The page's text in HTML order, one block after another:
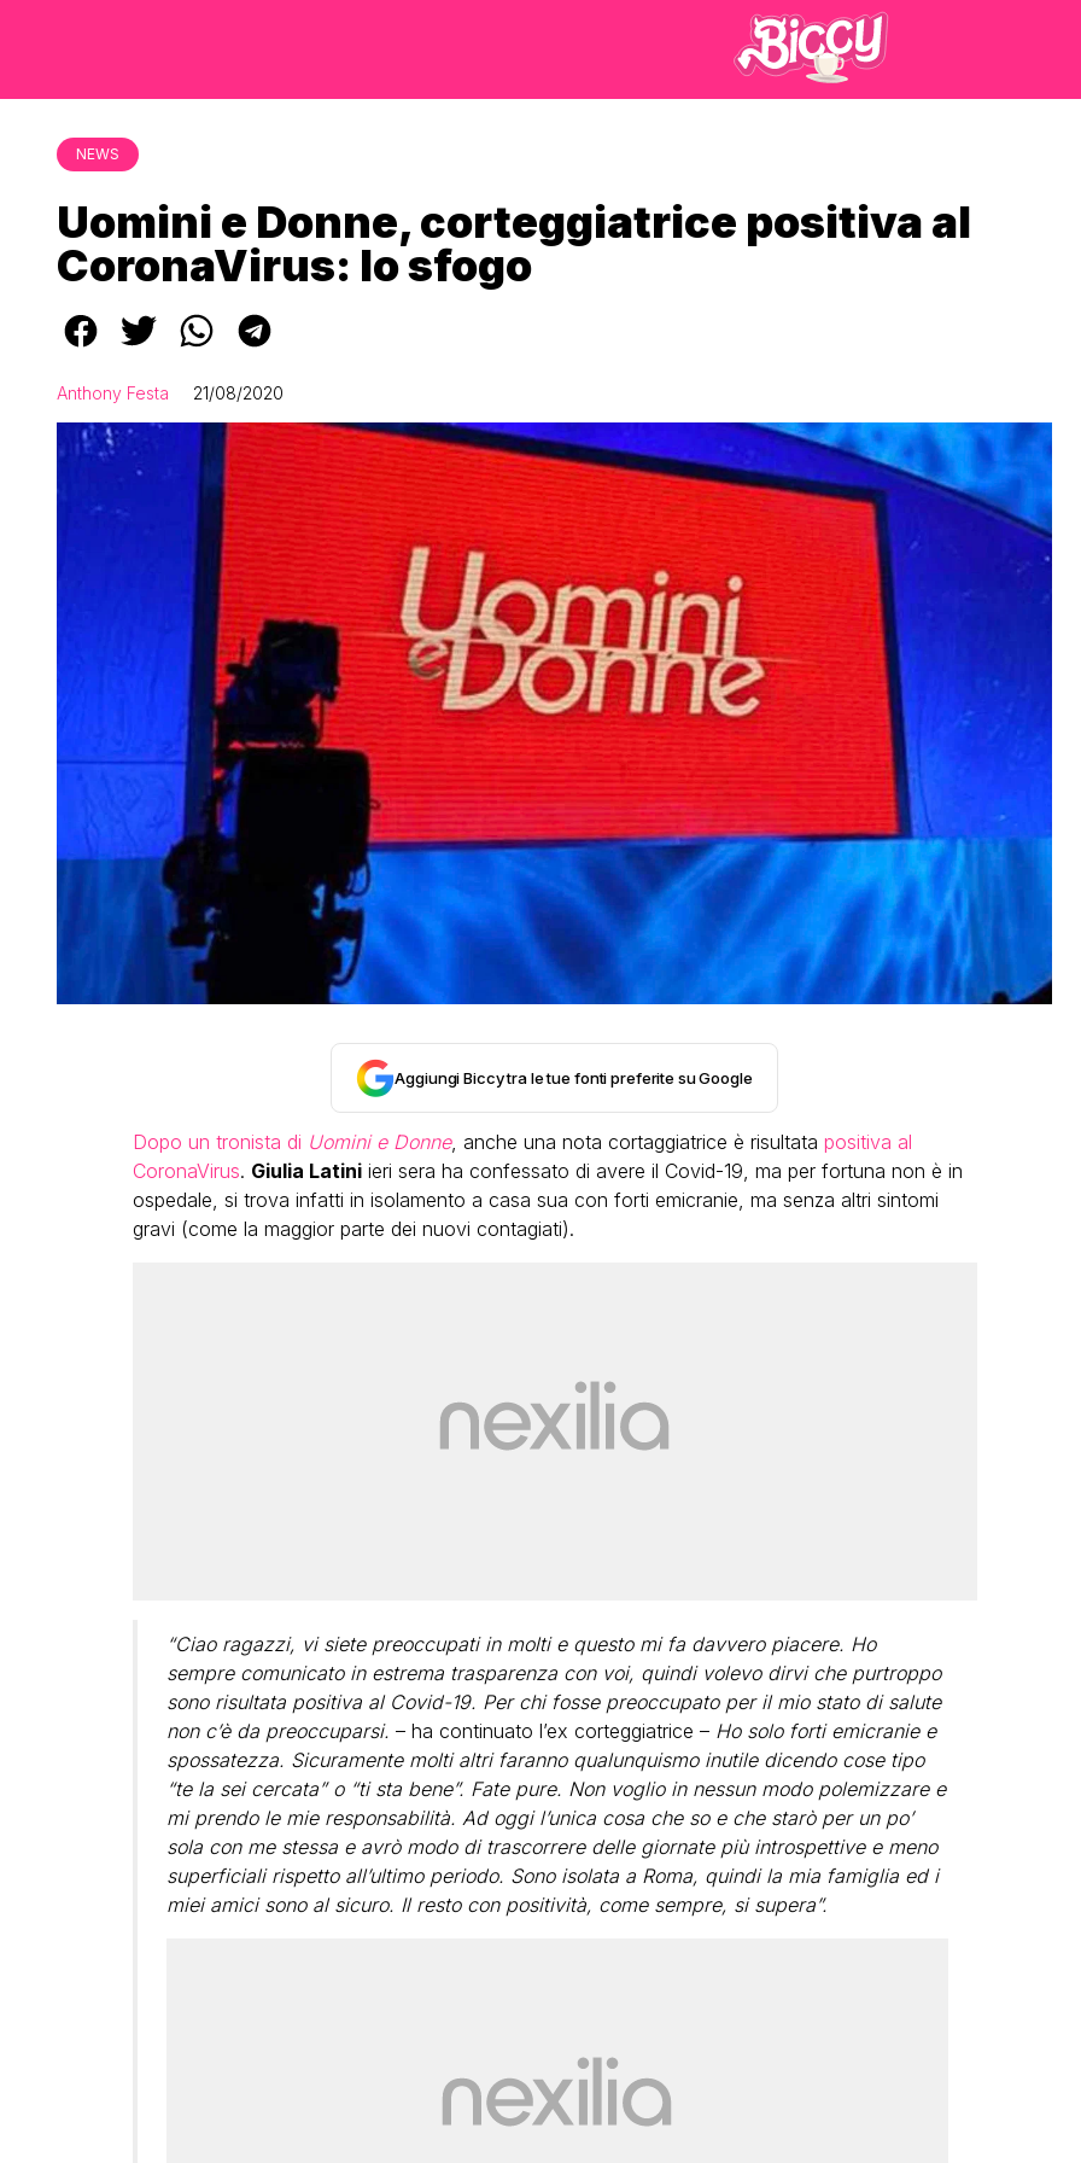
NEWS
Uomini e Donne, corteggiatrice positiva al
CoronaVirus: lo sfogo
Anthony Festa 21/08/2020
Aggiungi Biccy tra le tue fonti preferite su Google
Dopo un tronista di Uomini e Donne, anche una nota cortaggiatrice è risultata positiva al
CoronaVirus. Giulia Latiniieri sera ha confessato di avere il Covid-19, ma per fortuna non è in
ospedale, si trova infatti in isolamento a casa sua con forti emicranie, ma senza altri sintomi
gravi (come la maggior parte dei nuovi contagiati).
“Ciao ragazzi, vi siete preoccupati in molti e questo mi fa davvero piacere. Ho
sempre comunicato in estrema trasparenza con voi, quindi volevo dirvi che purtroppo
sono risultata positiva al Covid-19. Per chi fosse preoccupato per il mio stato di salute
non c’è da preoccuparsi. – ha continuato l’ex corteggiatrice – Ho solo forti emicranie e
spossatezza. Sicuramente molti altri faranno qualunquismo inutile dicendo cose tipo
“te la sei cercata” o “ti sta bene”. Fate pure. Non voglio in nessun modo polemizzare e
mi prendo le mie responsabilità. Ad oggi l’unica cosa che so e che starò per un po’
sola con me stessa e avrò modo di trascorrere delle giornate più introspettive e meno
superficiali rispetto all’ultimo periodo. Sono isolata a Roma, quindi la mia famiglia ed i
miei amici sono al sicuro. Il resto con positività, come sempre, si supera”.